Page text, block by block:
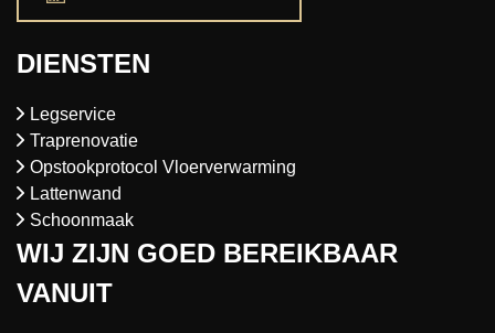
DIENSTEN
Legservice
Traprenovatie
Opstookprotocol Vloerverwarming
Lattenwand
Schoonmaak
WIJ ZIJN GOED BEREIKBAAR
VANUIT